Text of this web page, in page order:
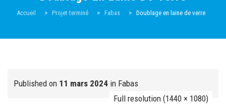
Accueil
Accueil > Projet terminé > Fabas > Doublage en laine de verre
Published on 11 mars 2024 in Fabas
Full resolution (1440 × 1080)